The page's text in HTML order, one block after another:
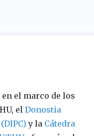
el marco de los
el Donostia
y la Cátedra